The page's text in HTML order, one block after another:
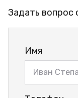
Задать вопрос
Имя